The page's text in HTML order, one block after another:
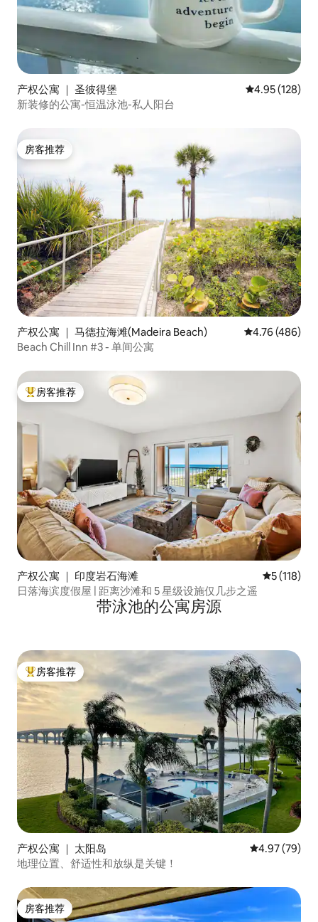
产权公寓 ｜ 圣彼得堡 平均评分 4.95
4.95 (128)
新装修的公寓-恒温泳池-私人阳台
房客推荐
房客推荐
产权公寓 ｜ 马德拉海滩(Madeira Beach) 平均评分 4.76
4.76 (486)
Beach Chill Inn #3 - 单间公寓
热门「房客推荐」
房客推荐
产权公寓 ｜ 印度岩石海滩 平均评分 5
5 (118)
日落海滨度假屋 | 距离沙滩和 5 星级设施仅几步之遥
带泳池的公寓房源
热门「房客推荐」
房客推荐
产权公寓 ｜ 太阳岛 平均评分
4.97 (79)
地理位置、舒适性和放纵是关键！
房客推荐
房客推荐